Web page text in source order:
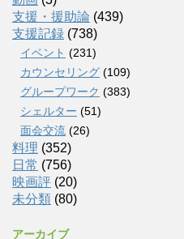
支援・援助論 (439)
支援記録 (738)
イベント (231)
カウンセリング (109)
グループワーク (383)
シェルター (51)
面会交流 (26)
料理 (352)
日常 (756)
映画評 (20)
未分類 (80)
アーカイブ